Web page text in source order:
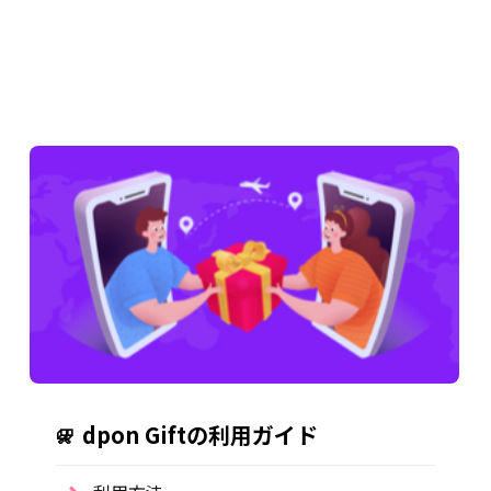
dpon Giftの利用ガイド